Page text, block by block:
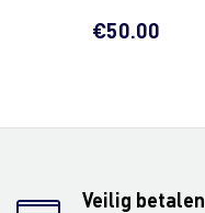
€50.00
Veilig betalen